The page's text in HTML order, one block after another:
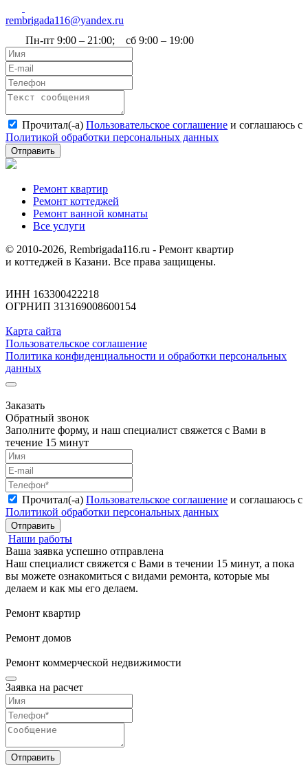
rembrigada116@yandex.ru
Пн-пт 9:00 – 21:00; сб 9:00 – 19:00
Прочитал(-а) Пользовательское соглашение и соглашаюсь с
Политикой обработки персональных данных
Отправить
Ремонт квартир
Ремонт коттеджей
Ремонт ванной комнаты
Все услуги
© 2010-2026, Rembrigada116.ru - Ремонт квартир
и коттеджей в Казани. Все права защищены.
ИНН 163300422218
ОГРНИП 313169008600154
Карта сайта
Пользовательское соглашение
Политика конфиденциальности и обработки персональных
данных
Заказать
Обратный звонок
Заполните форму, и наш специалист свяжется с Вами в
течение 15 минут
Прочитал(-а) Пользовательское соглашение и соглашаюсь с
Политикой обработки персональных данных
Отправить
Наши работы
Ваша заявка успешно отправлена
Наш специалист свяжется с Вами в течении 15 минут, а пока
вы можете ознакомиться с видами ремонта, которые мы
делаем и как мы его делаем.
Ремонт квартир
Ремонт домов
Ремонт коммерческой недвижимости
Заявка на расчет
Отправить